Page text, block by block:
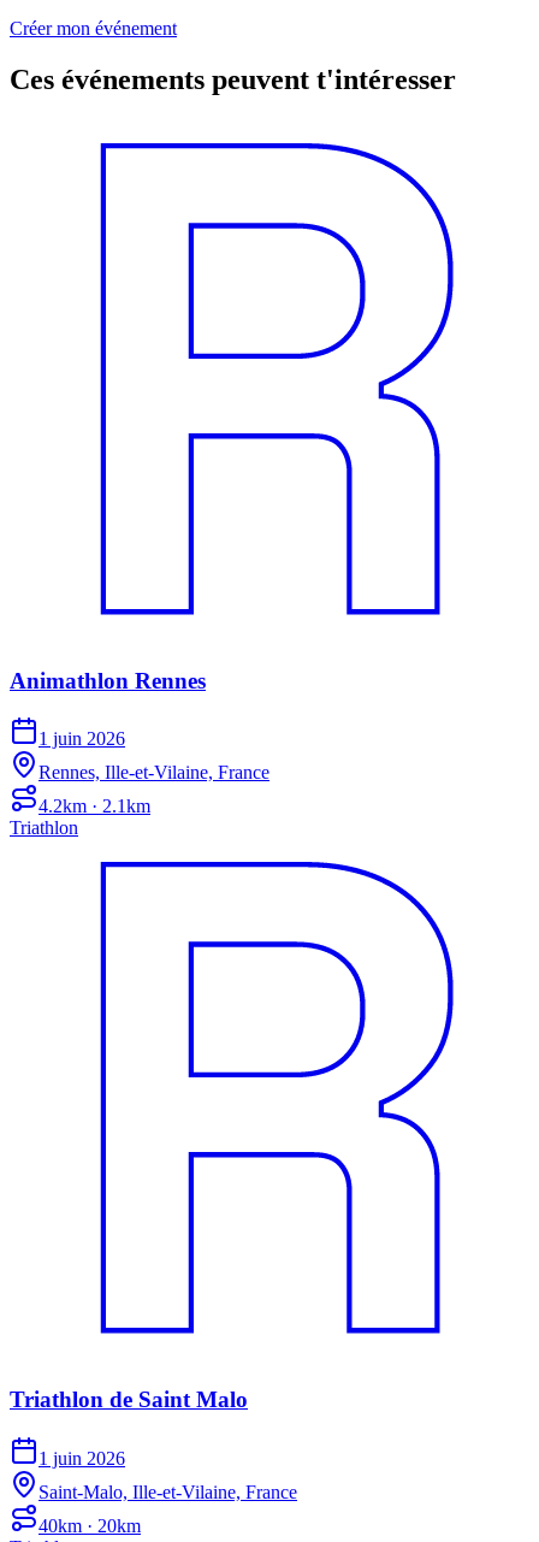
Créer mon événement
Ces événements peuvent t'intéresser
Animathlon Rennes
1 juin 2026
Rennes, Ille-et-Vilaine, France
4.2km · 2.1km
Triathlon
Triathlon de Saint Malo
1 juin 2026
Saint-Malo, Ille-et-Vilaine, France
40km · 20km